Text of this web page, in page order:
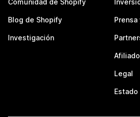
Comunidad de Shopify
Blog de Shopify
Investigación
Legal